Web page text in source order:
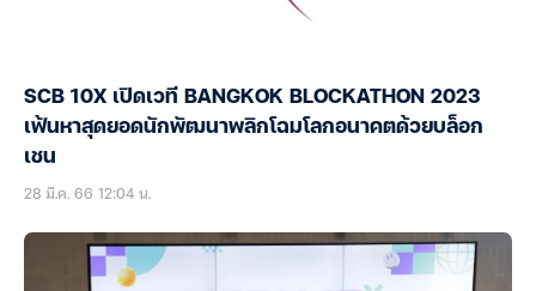
SCB 10X เปิดเวที BANGKOK BLOCKATHON 2023
เฟ้นหาสุดยอดนักพัฒนาพลิกโฉมโลกอนาคตด้วยบล็อก
เชน
28 มี.ค. 66 12:04 น.